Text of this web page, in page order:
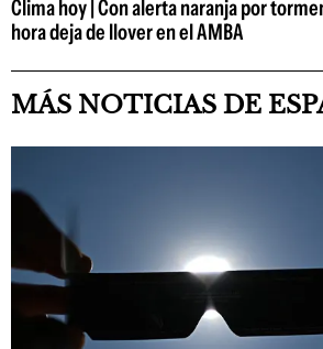
Clima hoy | Con alerta naranja por
hora deja de llover en el AMBA
MÁS NOTICIAS DE